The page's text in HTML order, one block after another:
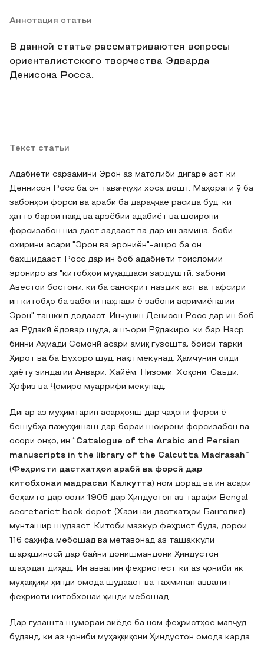
Аннотация статьи
В данной статье рассматриваются вопросы
ориенталистского творчества Эдварда
Денисона Росса.
Текст статьи
Адабиёти сарзамини Эрон аз матолиби дигаре аст, ки
Деннисон Росс ба он таваҷҷуҳи хоса дошт. Маҳорати ӯ ба
забонҳои форсӣ ва арабӣ ба дараҷҷае расида буд, ки
ҳатто барои нақд ва арзёбии адабиёт ва шоирони
форсизабон низ даст задааст ва дар ин замина, боби
охирини асари "Эрон ва эрониён"-ашро ба он
бахшидааст. Росс дар ин боб адабиёти тоисломии
эрониро аз "китобҳои муқаддаси зардуштӣ, забони
Авестои бостонӣ, ки ба санскрит наздик аст ва тафсири
ин китобҳо ба забони паҳлавӣ ё забони асримиёнагии
Эрон" ташкил додааст. Инчунин Денисон Росс дар ин боб
аз Рӯдакӣ ёдовар шуда, ашъори Рӯдакиро, ки бар Наср
бинни Аҳмади Сомонӣ асари амиқ гузошта, боиси тарки
Ҳирот ва ба Бухоро шуд, нақл мекунад. Ҳамчунин оиди
ҳаёту зиндагии Анварӣ, Хайём, Низомӣ, Хоқонӣ, Саъдӣ,
Ҳофиз ва Ҷомиро муаррифӣ мекунад.
Дигар аз муҳимтарин асарҳояш дар ҷаҳони форсӣ ё
бешубҳа пажӯҳишаш дар бораи шоирони форсизабон ва
осори онҳо, ин “Catalogue of the Arabic and Persian
manuscripts in the library of the Calcutta Madrasah”
(Феҳристи дастхатҳои арабӣ ва форсӣ дар
китобхонаи мадрасаи Калкутта) ном дорад ва ин асари
беҳамто дар соли 1905 дар Ҳиндустон аз тарафи Bengal
secretariet book depot (Хазинаи дастхатҳои Банголия)
мунташир шудааст. Китоби мазкур феҳрист буда, дорои
116 саҳифа мебошад ва метавонад аз ташаккули
шарқшиносӣ дар байни донишмандони Ҳиндустон
шаҳодат диҳад. Ин аввалин феҳристест, ки аз ҷониби як
муҳаққиқи ҳиндӣ омода шудааст ва тахминан аввалин
феҳристи китобхонаи ҳиндӣ мебошад.
Дар гузашта шумораи зиёде ба ном феҳристҳое мавҷуд
буданд, ки аз ҷониби муҳаққиқони Ҳиндустон омода карда